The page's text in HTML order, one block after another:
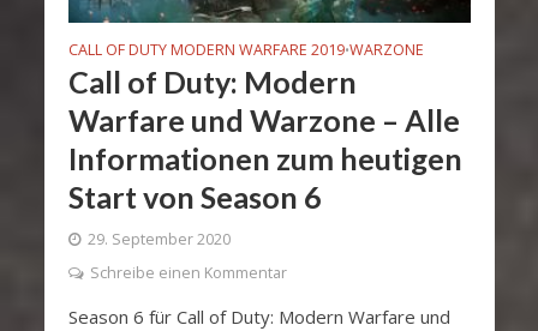
CALL OF DUTY MODERN WARFARE 2019•WARZONE
Call of Duty: Modern
Warfare und Warzone – Alle
Informationen zum heutigen
Start von Season 6
29. September 2020
Schreibe einen Kommentar
Season 6 für Call of Duty: Modern Warfare und